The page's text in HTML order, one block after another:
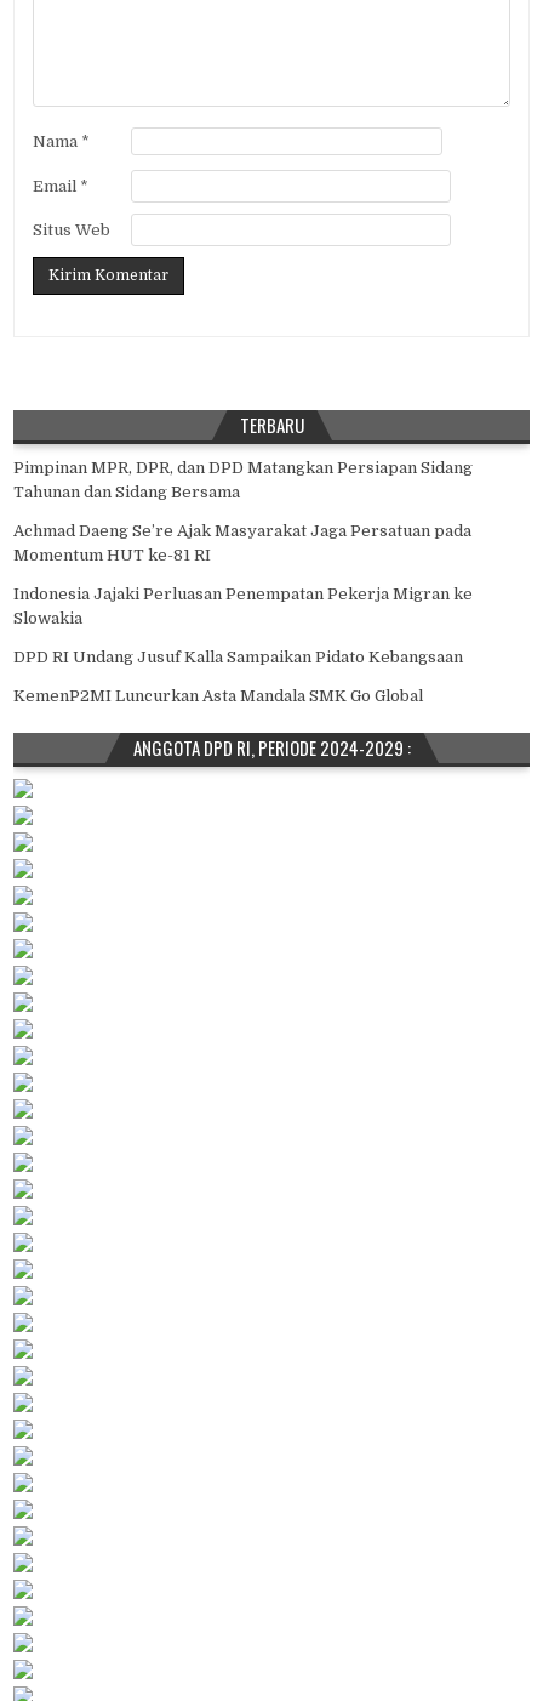
Nama *
Email *
Situs Web
TERBARU
Pimpinan MPR, DPR, dan DPD Matangkan Persiapan Sidang
Tahunan dan Sidang Bersama
Achmad Daeng Se’re Ajak Masyarakat Jaga Persatuan pada
Momentum HUT ke-81 RI
Indonesia Jajaki Perluasan Penempatan Pekerja Migran ke
Slowakia
DPD RI Undang Jusuf Kalla Sampaikan Pidato Kebangsaan
KemenP2MI Luncurkan Asta Mandala SMK Go Global
ANGGOTA DPD RI, PERIODE 2024-2029 :